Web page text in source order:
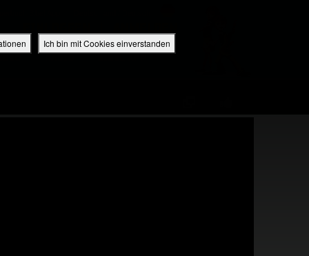
Ich bin mit Cookies einverstanden